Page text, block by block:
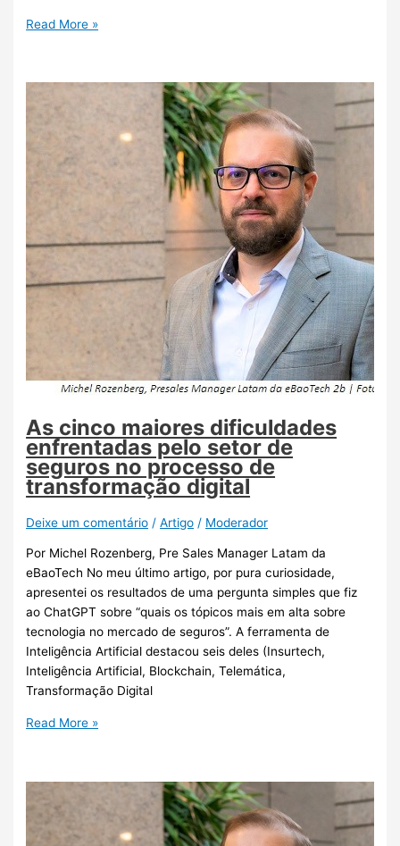
Read More »
As cinco maiores dificuldades
enfrentadas pelo setor de
seguros no processo de
transformação digital
Deixe um comentário /Artigo / Moderador
Por Michel Rozenberg, Pre Sales Manager Latam da
eBaoTech No meu último artigo, por pura curiosidade,
apresentei os resultados de uma pergunta simples que fiz
ao ChatGPT sobre “quais os tópicos mais em alta sobre
tecnologia no mercado de seguros”. A ferramenta de
Inteligência Artificial destacou seis deles (Insurtech,
Inteligência Artificial, Blockchain, Telemática,
Transformação Digital
Read More »